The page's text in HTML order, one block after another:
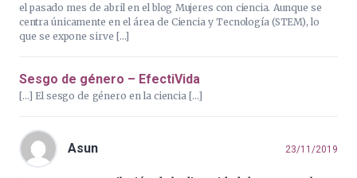
el pasado mes de abril en el blog Mujeres con ciencia. Aunque se
centra únicamente en el área de Ciencia y Tecnología (STEM), lo
que se expone sirve […]
Sesgo de género – EfectiVida
[…] El sesgo de género en la ciencia […]
Asun 23/11/2019